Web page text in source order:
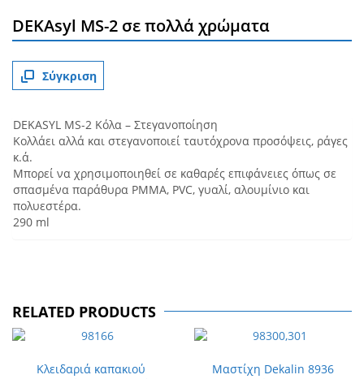
DEKAsyl MS-2 σε πολλά χρώματα
Σύγκριση
DEKASYL MS-2 Κόλα – Στεγανοποίηση
Κολλάει αλλά και στεγανοποιεί ταυτόχρονα προσόψεις, ράγες
κ.ά.
Μπορεί να χρησιμοποιηθεί σε καθαρές επιφάνειες όπως σε
σπασμένα παράθυρα PMMA, PVC, γυαλί, αλουμίνιο και
πολυεστέρα.
290 ml
RELATED PRODUCTS
Μαστίχη Dekalin 8936
Κλειδαριά καπακιού